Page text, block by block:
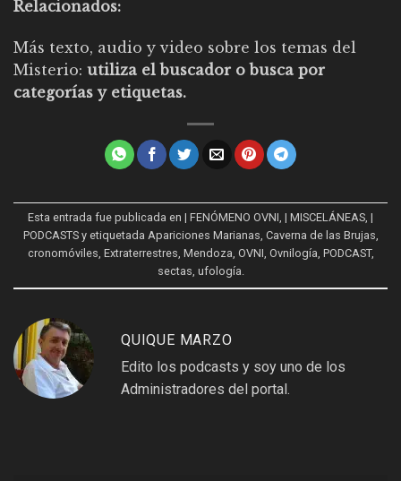
Relacionados:
Más texto, audio y video sobre los temas del
Misterio: utiliza el buscador o busca por
categorías y etiquetas.
Esta entrada fue publicada en | FENÓMENO OVNI, | MISCELÁNEAS, |
PODCASTSy etiquetada Apariciones Marianas, Caverna de las Brujas,
cronomóviles, Extraterrestres, Mendoza, OVNI, Ovnilogía, PODCAST,
sectas, ufología.
QUIQUE MARZO
Edito los podcasts y soy uno de los
Administradores del portal.